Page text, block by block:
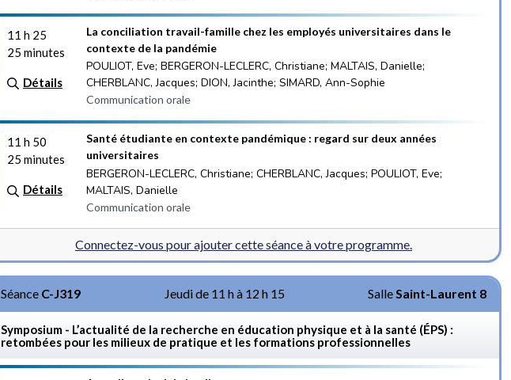
11 h 25
25 minutes
Détails
La conciliation travail-famille chez les employés universitaires dans le
contexte de la pandémie
POULIOT, Eve; BERGERON-LECLERC, Christiane; MALTAIS, Danielle;
CHERBLANC, Jacques; DION, Jacinthe; SIMARD, Ann-Sophie
Communication orale
11 h 50
25 minutes
Détails
Santé étudiante en contexte pandémique : regard sur deux années
universitaires
BERGERON-LECLERC, Christiane; CHERBLANC, Jacques; POULIOT, Eve;
MALTAIS, Danielle
Communication orale
Connectez-vous pour ajouter cette séance à votre programme.
Séance C-J319 Jeudi de 11 h à 12 h 15 SalleSaint-Laurent 8
Symposium - L’actualité de la recherche en éducation physique et à la santé (ÉPS) :
retombées pour les milieux de pratique et les formations professionnelles